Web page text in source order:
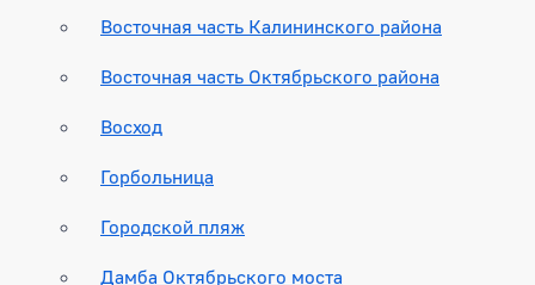
Восточная часть Калининского района
Восточная часть Октябрьского района
Восход
Горбольница
Городской пляж
Дамба Октябрьского моста